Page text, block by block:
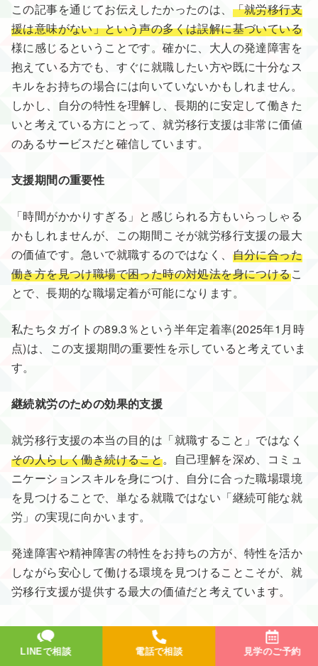
この記事を通じてお伝えしたかったのは、 「就労移行支
援は意味がない」という声の多くは誤解に基づいている
様に感じるということです。確かに、大人の発達障害を
抱えている方でも、すぐに就職したい方や既に十分なス
キルをお持ちの場合には向いていないかもしれません。
しかし、自分の特性を理解し、長期的に安定して働きた
いと考えている方にとって、就労移行支援は非常に価値
のあるサービスだと確信しています。
支援期間の重要性
「時間がかかりすぎる」と感じられる方もいらっしゃる
かもしれませんが、この期間こそが就労移行支援の最大
の価値です。急いで就職するのではなく、 自分に合った
働き方を見つけ職場で困った時の対処法を身につけるこ
とで、長期的な職場定着が可能になります。
私たちタガイトの89.3％という半年定着率(2025年1月時
点)は、この支援期間の重要性を示していると考えていま
す。
継続就労のための効果的支援
就労移行支援の本当の目的は「就職すること」ではなく
その人らしく働き続けること。自己理解を深め、コミュ
ニケーションスキルを身につけ、自分に合った職場環境
を見つけることで、単なる就職ではない「継続可能な就
労」の実現に向かいます。
発達障害や精神障害の特性をお持ちの方が、特性を活か
しながら安心して働ける環境を見つけることこそが、就
労移行支援が提供する最大の価値だと考えています。
ディーキャリア福岡で、あなたらし
い働き方を見つけませんか？
LINEで相談 電話で相談 見学のご予約